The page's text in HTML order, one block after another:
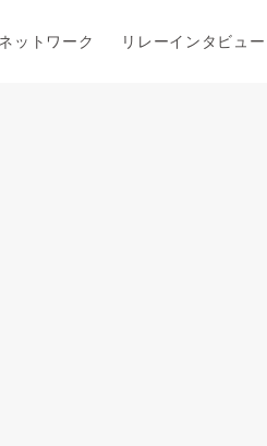
ットワーク リレーインタビュー